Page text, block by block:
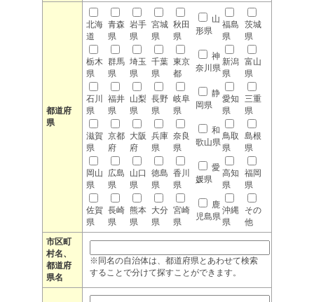
都道府
県
北海
道
青森
県
岩手
県
宮城
県
秋田
県
山
形県
福島
県
茨城
県
栃木
県
群馬
県
埼玉
県
千葉
県
東京
都
神
奈川県
新潟
県
富山
県
石川
県
福井
県
山梨
県
長野
県
岐阜
県
静
岡県
愛知
県
三重
県
滋賀
県
京都
府
大阪
府
兵庫
県
奈良
県
和
歌山県
鳥取
県
島根
県
岡山
県
広島
県
山口
県
徳島
県
香川
県
愛
媛県
高知
県
福岡
県
佐賀
県
長崎
県
熊本
県
大分
県
宮崎
県
鹿
児島県
沖縄
県
その
他
市区町
村名、
都道府
県名
※同名の自治体は、都道府県とあわせて検索
することで分けて探すことができます。